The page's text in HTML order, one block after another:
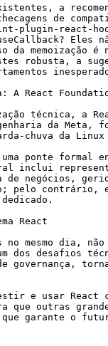
a
de
plugin-react-
da memoização
robusta, a
A React
técnica, a
da Meta,
chuva da
uma ponte formal
inclui
negócios,
pelo contrário,
React
mesmo dia,
dos desafios
e usar React
que outras
que garante o